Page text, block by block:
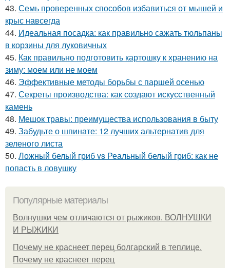
43. Семь проверенных способов избавиться от мышей и
крыс навсегда
44. Идеальная посадка: как правильно сажать тюльпаны
в корзины для луковичных
45. Как правильно подготовить картошку к хранению на
зиму: моем или не моем
46. Эффективные методы борьбы с паршей осенью
47. Секреты производства: как создают искусственный
камень
48. Мешок травы: преимущества использования в быту
49. Забудьте о шпинате: 12 лучших альтернатив для
зеленого листа
50. Ложный белый гриб vs Реальный белый гриб: как не
попасть в ловушку
Популярные материалы
Волнушки чем отличаются от рыжиков. ВОЛНУШКИ
И РЫЖИКИ
Почему не краснеет перец болгарский в теплице.
Почему не краснеет перец